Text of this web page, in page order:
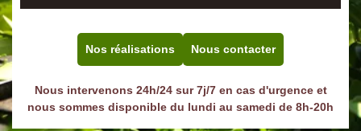
Nos réalisations Nous contacter
Nous intervenons 24h/24 sur 7j/7 en cas d'urgence et
nous sommes disponible du lundi au samedi de 8h-20h